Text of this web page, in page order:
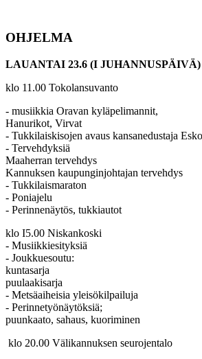
OHJELMA
LAUANTAI 23.6 (I JUHANNUSPÄIVÄ)
klo 11.00 Tokolansuvanto
- musiikkia Oravan kyläpelimannit,
Hanurikot, Virvat
- Tukkilaiskisojen avaus kansanedustaja
- Tervehdyksiä
Maaherran tervehdys
Kannuksen kaupunginjohtajan tervehdys
- Tukkilaismaraton
- Poniajelu
- Perinnenäytös, tukkiautot
klo I5.00 Niskankoski
- Musiikkiesityksiä
- Joukkuesoutu:
kuntasarja
puulaakisarja
- Metsäaiheisia yleisökilpailuja
- Perinnetyönäytöksiä;
puunkaato, sahaus, kuoriminen
klo 20.00 Välikannuksen seurojentalo